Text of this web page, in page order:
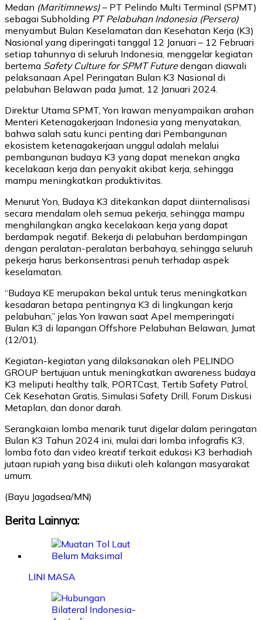
Medan (Maritimnews) – PT Pelindo Multi Terminal (SPMT)
sebagai Subholding PT Pelabuhan Indonesia (Persero)
menyambut Bulan Keselamatan dan Kesehatan Kerja (K3)
Nasional yang diperingati tanggal 12 Januari – 12 Februari
setiap tahunnya di seluruh Indonesia, menggelar kegiatan
bertema Safety Culture for SPMT Futuredengan diawali
pelaksanaan Apel Peringatan Bulan K3 Nasional di
pelabuhan Belawan pada Jumat, 12 Januari 2024.
Direktur Utama SPMT, Yon Irawan menyampaikan arahan
Menteri Ketenagakerjaan Indonesia yang menyatakan,
bahwa salah satu kunci penting dari Pembangunan
ekosistem ketenagakerjaan unggul adalah melalui
pembangunan budaya K3 yang dapat menekan angka
kecelakaan kerja dan penyakit akibat kerja, sehingga
mampu meningkatkan produktivitas.
Menurut Yon, Budaya K3 ditekankan dapat diinternalisasi
secara mendalam oleh semua pekerja, sehingga mampu
menghilangkan angka kecelakaan kerja yang dapat
berdampak negatif. Bekerja di pelabuhan berdampingan
dengan peralatan-peralatan berbahaya, sehingga seluruh
pekerja harus berkonsentrasi penuh terhadap aspek
keselamatan.
“Budaya KE merupakan bekal untuk terus meningkatkan
kesadaran betapa pentingnya K3 di lingkungan kerja
pelabuhan,” jelas Yon Irawan saat Apel memperingati
Bulan K3 di lapangan Offshore Pelabuhan Belawan, Jumat
(12/01).
Kegiatan-kegiatan yang dilaksanakan oleh PELINDO
GROUP bertujuan untuk meningkatkan awareness budaya
K3 meliputi healthy talk, PORTCast, Tertib Safety Patrol,
Cek Kesehatan Gratis, Simulasi Safety Drill, Forum Diskusi
Metaplan, dan donor darah.
Serangkaian lomba menarik turut digelar dalam peringatan
Bulan K3 Tahun 2024 ini, mulai dari lomba infografis K3,
lomba foto dan video kreatif terkait edukasi K3 berhadiah
jutaan rupiah yang bisa diikuti oleh kalangan masyarakat
umum.
(Bayu Jagadsea/MN)
Berita Lainnya:
LINI MASA